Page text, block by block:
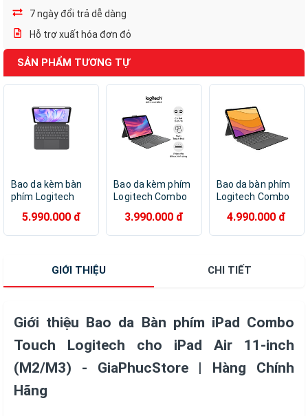
7 ngày đổi trả dễ dàng
Hỗ trợ xuất hóa đơn đỏ
SẢN PHẨM TƯƠNG TỰ
Bao da kèm bàn
phím Logitech
cho iPad Pro
11inch M4 -
5.990.000 đ
Bao da kèm phím
Logitech Combo
iPad 10.9 inch
Gen 10 - Có thể
3.990.000 đ
Bao da bàn phím
Logitech Combo
iPad Air 4 và iPad
Air 5 - Hàng Chính
4.990.000 đ
GIỚI THIỆU CHI TIẾT
Giới thiệu Bao da Bàn phím iPad Combo
Touch Logitech cho iPad Air 11-inch
(M2/M3) - GiaPhucStore | Hàng Chính
Hãng